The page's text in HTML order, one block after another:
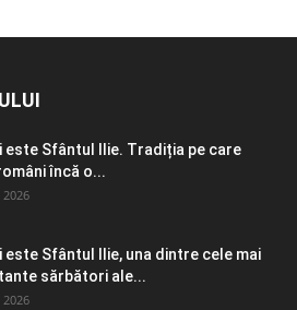
este Sfântul Ilie. Tradiția pe care
încă o...
este Sfântul Ilie, una dintre cele mai
sărbători ale...